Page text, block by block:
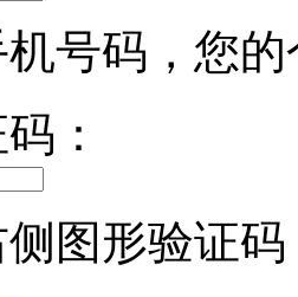
号码，您
：
图形验证码